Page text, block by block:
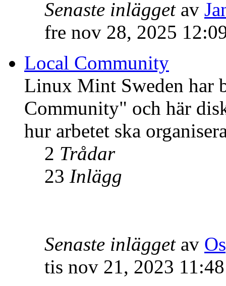
Senaste inläggetav
fre nov 28, 2025
Local Community
Linux Mint Sweden
Community" och här
hur arbetet ska
2 Trådar
23 Inlägg
Senaste inläggetav
tis nov 21, 2023